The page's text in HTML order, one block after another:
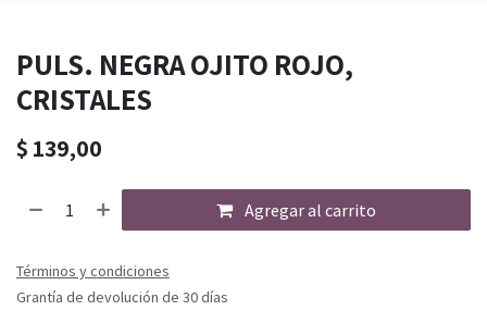
PULS. NEGRA OJITO ROJO,
CRISTALES
$ 139,00
Agregar al carrito
Términos y condiciones
Grantía de devolución de 30 días